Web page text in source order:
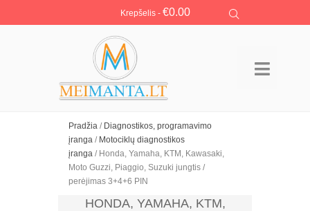
Krepšelis - €0.00
Pradžia / Diagnostikos, programavimo
įranga / Motociklų diagnostikos
įranga / Honda, Yamaha, KTM, Kawasaki,
Moto Guzzi, Piaggio, Suzuki jungtis /
perėjimas 3+4+6 PIN
HONDA, YAMAHA, KTM,